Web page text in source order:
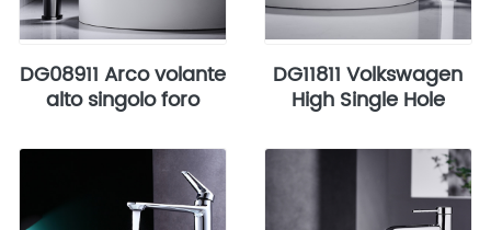
DG08911 Arco volante
alto singolo foro
DG11811 Volkswagen
High Single Hole